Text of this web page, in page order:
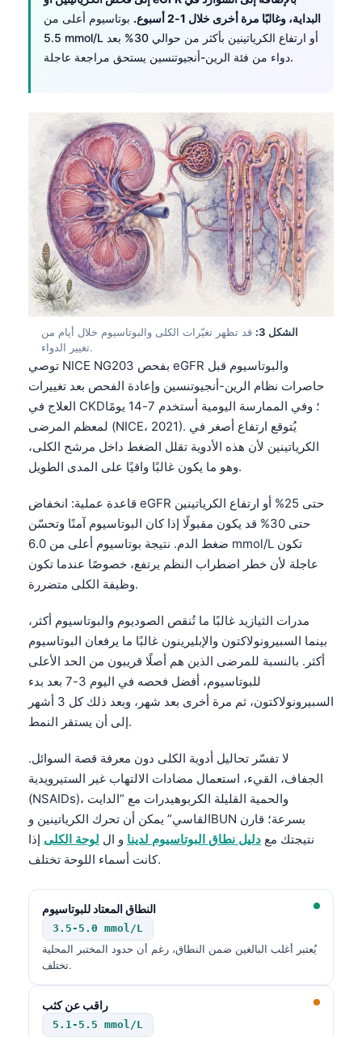
البداية، وغالبًا مرة أخرى خلال 1-2 أسبوع.
بوتاسيوم أعلى من
5.5 mmol/L أو ارتفاع الكرياتينين بأكثر من حوالي 30% بعد
دواء من فئة الرين-أنجيوتنسين يستحق مراجعة عاجلة.
الشكل 3:
قد تظهر تغيّرات الكلى والبوتاسيوم خلال أيام من
تغيير الدواء.
توصي NICE NG203 بفحص eGFR والبوتاسيوم قبل
حاصرات نظام الرين-أنجيوتنسين وإعادة الفحص بعد تغييرات
العلاج في CKD؛ وفي الممارسة اليومية أستخدم 7-14 يومًا
لمعظم المرضى (NICE، 2021). يُتوقع ارتفاع أصغر في
الكرياتينين لأن هذه الأدوية تقلل الضغط داخل مرشح الكلى،
وهو ما يكون غالبًا واقيًا على المدى الطويل.
قاعدة عملية: انخفاض eGFR حتى 25% أو ارتفاع الكرياتينين
حتى 30% قد يكون مقبولًا إذا كان البوتاسيوم آمنًا وتحسّن
ضغط الدم. نتيجة بوتاسيوم أعلى من 6.0 mmol/L تكون
عاجلة لأن خطر اضطراب النظم يرتفع، خصوصًا عندما تكون
وظيفة الكلى متضررة.
مدرات الثيازيد غالبًا ما تُنقص الصوديوم والبوتاسيوم أكثر،
بينما السبيرونولاكتون والإبليرينون غالبًا ما يرفعان البوتاسيوم
أكثر. بالنسبة للمرضى الذين هم أصلًا قريبون من الحد الأعلى
للبوتاسيوم، أفضل فحصه في اليوم 3-7 بعد بدء
السبيرونولاكتون، ثم مرة أخرى بعد شهر، وبعد ذلك كل 3 أشهر
إلى أن يستقر النمط.
لا تفسّر تحاليل أدوية الكلى دون معرفة قصة السوائل.
الجفاف، القيء، استعمال مضادات الالتهاب غير الستيرويدية
(NSAIDs)، والحمية القليلة الكربوهيدرات مع “الدايت
القاسي” يمكن أن تحرك الكرياتينين وBUN بسرعة؛ قارن
نتيجتك مع دليل نطاق البوتاسيوم لدينا و ال لوحة الكلى إذا
كانت أسماء اللوحة تختلف.
النطاق المعتاد للبوتاسيوم
3.5-5.0 mmol/L
يُعتبر أغلب البالغين ضمن النطاق، رغم أن حدود المختبر المحلية
تختلف.
راقب عن كثب
5.1-5.5 mmol/L